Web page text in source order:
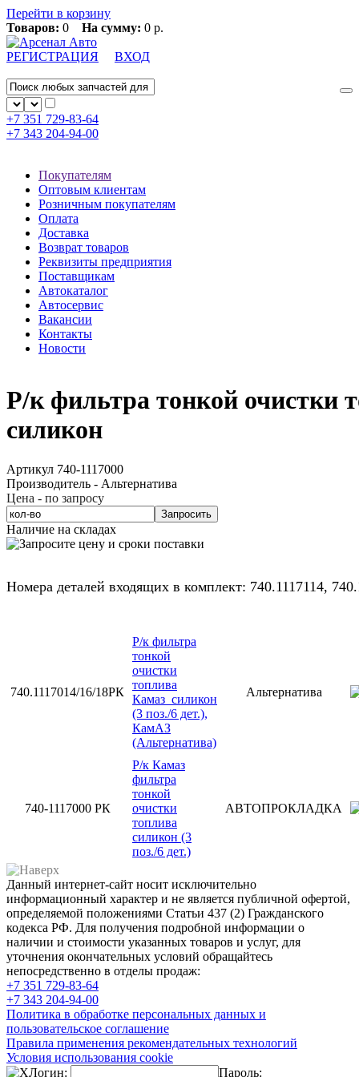
Перейти в корзину
Товаров: 0 На сумму: 0 р.
РЕГИСТРАЦИЯ ВХОД
+7 351 729-83-64
+7 343 204-94-00
Покупателям
Оптовым клиентам
Розничным покупателям
Оплата
Доставка
Возврат товаров
Реквизиты предприятия
Поставщикам
Автокаталог
Автосервис
Вакансии
Контакты
Новости
Р/к фильтра тонкой
силикон
Артикул 740-1117000
Производитель - Альтернатива
Цена - по запросу
Запросить
Наличие на складах
Номера деталей входящих в комплект: 740.1117114,
740.1117014/16/18РК
Р/к фильтра
тонкой
очистки
топлива
Камаз_силикон
(3 поз./6 дет.),
КамАЗ
(Альтернатива)
Альтернатива
740-1117000 РК
Р/к Камаз
фильтра
тонкой
очистки
топлива
силикон (3
поз./6 дет.)
АВТОПРОКЛАДКА
Данный интернет-сайт носит исключительно
информационный характер и не является публичной офертой,
определяемой положениями Статьи 437 (2) Гражданского
кодекса РФ. Для получения подробной информации о
наличии и стоимости указанных товаров и услуг, для
уточнения окончательных условий обращайтесь
непосредственно в отделы продаж:
+7 351 729-83-64
+7 343 204-94-00
Политика в обработке персональных данных и
пользовательское соглашение
Правила применения рекомендательных технологий
Условия использования cookie
Логин:
Пароль: